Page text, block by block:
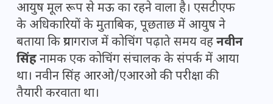
आयुष मूल रूप से मऊ का रहने वाला है। एसटीएफ
के अधिकारियों के मुताबिक, पूछताछ में आयुष ने
बताया कि प्रयागराज में कोचिंग पढ़ाते समय वहनवीन
सिंहनामक एक कोचिंग संचालक के संपर्क में आया
था। नवीन सिंह आरओ/एआरओ की परीक्षा की
तैयारी करवाता था।